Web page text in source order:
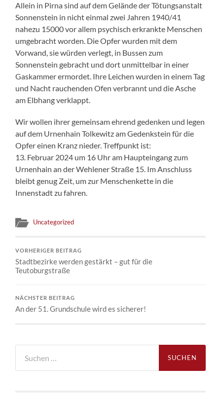
Allein in Pirna sind auf dem Gelände der Tötungsanstalt
Sonnenstein in nicht einmal zwei Jahren 1940/41
nahezu 15000 vor allem psychisch erkrankte Menschen
umgebracht worden. Die Opfer wurden mit dem
Vorwand, sie würden verlegt, in Bussen zum
Sonnenstein gebracht und dort unmittelbar in einer
Gaskammer ermordet. Ihre Leichen wurden in einem Tag
und Nacht rauchenden Ofen verbrannt und die Asche
am Elbhang verklappt.
Wir wollen ihrer gemeinsam ehrend gedenken und legen
auf dem Urnenhain Tolkewitz am Gedenkstein für die
Opfer einen Kranz nieder. Treffpunkt ist:
13. Februar 2024 um 16 Uhr am Haupteingang zum
Urnenhain an der Wehlener Straße 15. Im Anschluss
bleibt genug Zeit, um zur Menschenkette in die
Innenstadt zu fahren.
Uncategorized
VORHERIGER BEITRAG
Stadtbezirke werden gestärkt – gut für die
Teutoburgstraße
NÄCHSTER BEITRAG
An der 51. Grundschule wird es sicherer!
nach: